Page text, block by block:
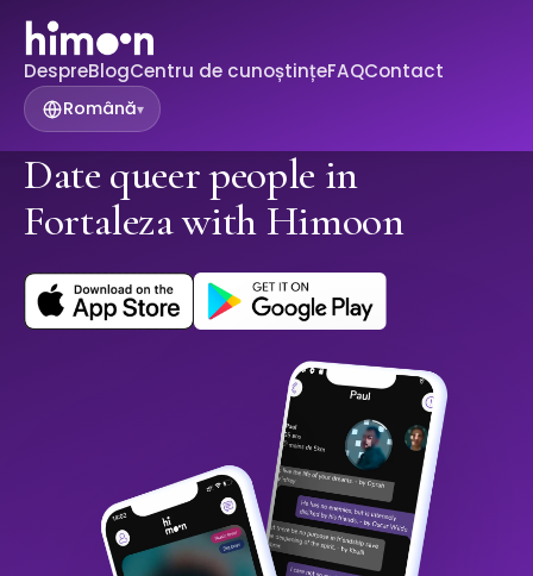
DespreBlogCentru de cunoștințeFAQContact
Română▾
Date queer people in
Fortaleza with Himoon